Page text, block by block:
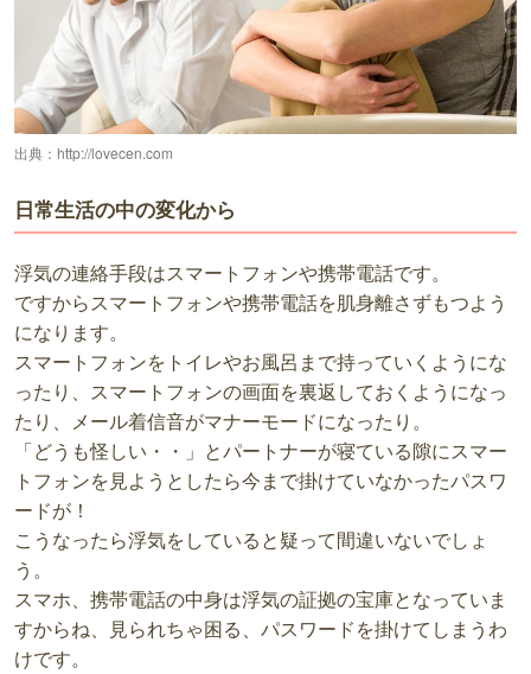
出典： http://lovecen.com
日常生活の中の変化から
浮気の連絡手段はスマートフォンや携帯電話です。
ですからスマートフォンや携帯電話を肌身離さずもつよう
になります。
スマートフォンをトイレやお風呂まで持っていくようにな
ったり、スマートフォンの画面を裏返しておくようになっ
たり、メール着信音がマナーモードになったり。
「どうも怪しい・・」とパートナーが寝ている隙にスマー
トフォンを見ようとしたら今まで掛けていなかったパスワ
ードが！
こうなったら浮気をしていると疑って間違いないでしょ
う。
スマホ、携帯電話の中身は浮気の証拠の宝庫となっていま
すからね、見られちゃ困る、パスワードを掛けてしまうわ
けです。